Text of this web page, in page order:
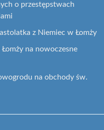
o przestępstwach
z Niemiec w Łomży
na nowoczesne
na obchody św.